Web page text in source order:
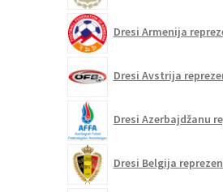
Dresi Armenija
Dresi Avstrija
Dresi Azerbajdžanu
Dresi Belgija